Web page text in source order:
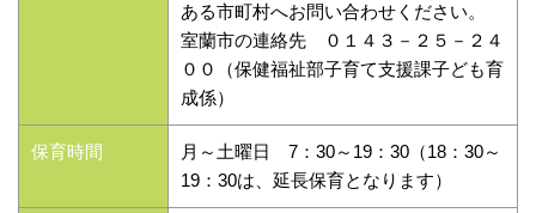
ある市町村へお問い合わせください。
室蘭市の連絡先 ０１４３－２５－２４
００（保健福祉部子育て支援課子ども育
成係）
保育時間
月～土曜日 7：30～19：30（18：30～
19：30は、延長保育となります）